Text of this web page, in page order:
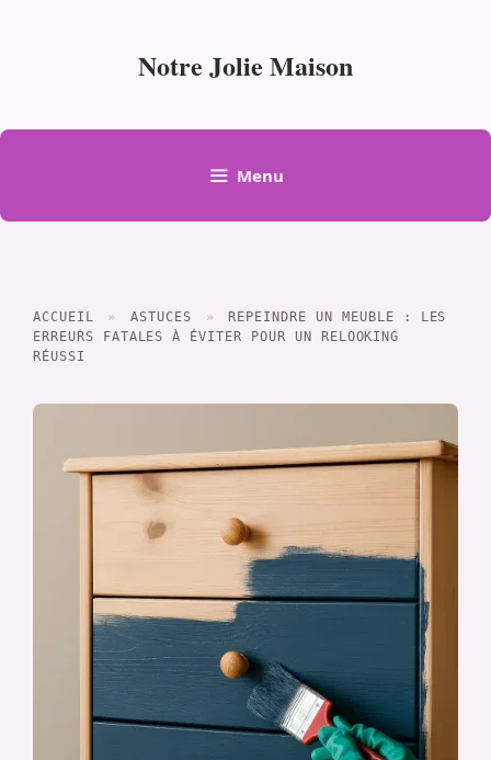
Notre Jolie Maison
Menu
ACCUEIL » ASTUCES »
REPEINDRE UN MEUBLE : LES
ERREURS FATALES À ÉVITER POUR UN RELOOKING
RÉUSSI